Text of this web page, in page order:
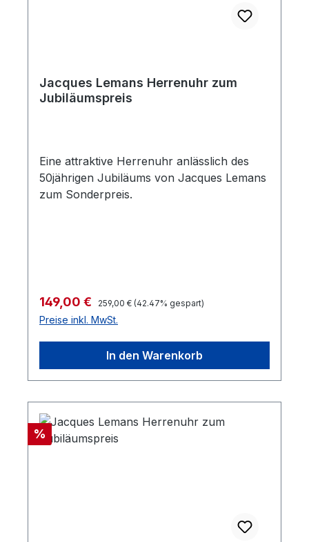
Jacques Lemans Herrenuhr zum
Jubiläumspreis
Eine attraktive Herrenuhr anlässlich des
50jährigen Jubiläums von Jacques Lemans
zum Sonderpreis.
Verkaufspreis:
149,00 € Regulärer Preis:
259,00 € (42.47% gespart)
Preise inkl. MwSt.
In den Warenkorb
Rabatt
%